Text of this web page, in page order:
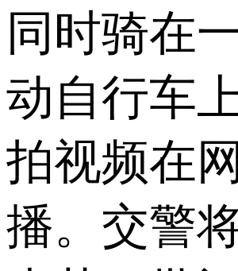
同时骑在
动自行车
拍视频在
播。交警